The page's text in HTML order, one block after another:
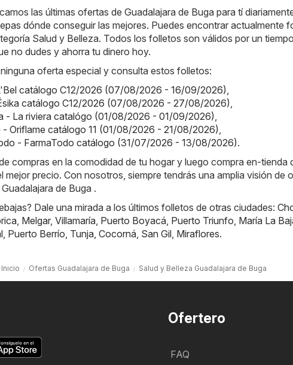
las últimas ofertas de Guadalajara de Buga para tí
dónde conseguir las mejores. Puedes encontrar actualmente
Salud y Belleza. Todos los folletos son válidos por un tiempo
no dudes y ahorra tu dinero hoy.
oferta especial y consulta estos folletos:
catálogo C12/2026 (07/08/2026 - 16/09/2026),
catálogo C12/2026 (07/08/2026 - 27/08/2026),
- La riviera catalógo (01/08/2026 - 01/09/2026),
- Oriflame catálogo 11 (01/08/2026 - 21/08/2026),
- FarmaTodo catálogo (31/07/2026 - 13/08/2026).
compras en la comodidad de tu hogar y luego compra en-tienda
mejor precio. Con nosotros, siempre tendrás una amplia visión de
de Buga .
Dale una mirada a los últimos folletos de otras ciudades:
, Melgar, Villamaría, Puerto Boyacá, Puerto Triunfo, María La
, Puerto Berrío, Tunja, Cocorná, San Gil, Miraflores.
Inicio Ofertas Guadalajara de Buga Salud y Belleza Guadalajara de Buga
Ofertero
FAQ